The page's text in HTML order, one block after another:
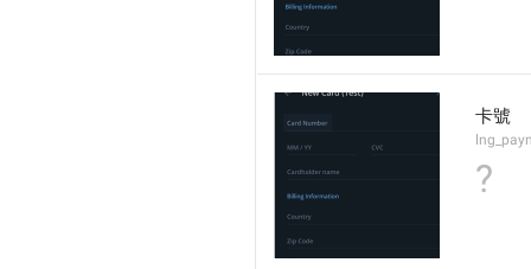
卡號
?